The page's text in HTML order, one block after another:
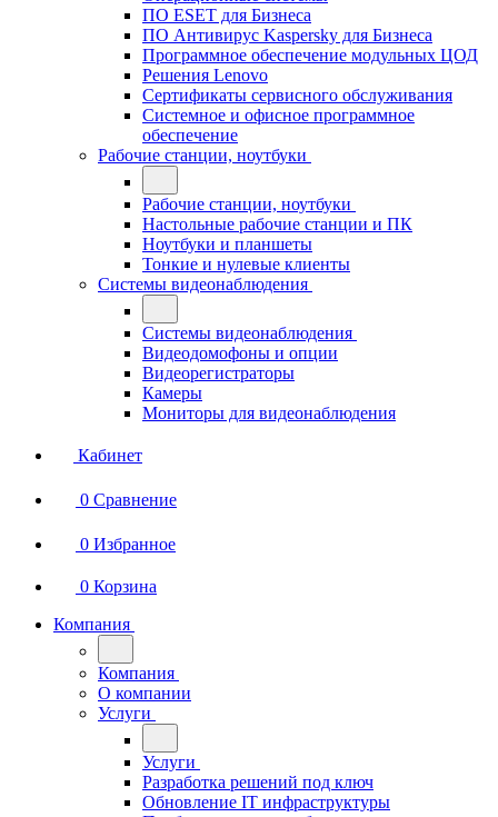
ПО ESET для Бизнеса
ПО Антивирус Kaspersky для Бизнеса
Программное обеспечение модульных ЦОД
Решения Lenovo
Сертификаты сервисного обслуживания
Системное и офисное программное
обеспечение
Рабочие станции, ноутбуки
Рабочие станции, ноутбуки
Настольные рабочие станции и ПК
Ноутбуки и планшеты
Тонкие и нулевые клиенты
Системы видеонаблюдения
Системы видеонаблюдения
Видеодомофоны и опции
Видеорегистраторы
Камеры
Мониторы для видеонаблюдения
Кабинет
0 Сравнение
0 Избранное
0 Корзина
Компания
Компания
О компании
Услуги
Услуги
Разработка решений под ключ
Обновление IT инфраструктуры